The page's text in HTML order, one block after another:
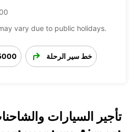
vary due to public holidays.
خط سير الرحلة
تأجير السيارات